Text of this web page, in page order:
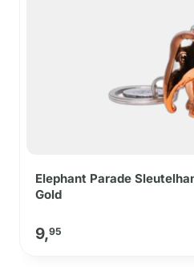
Elephant Parade
Gold
9,95